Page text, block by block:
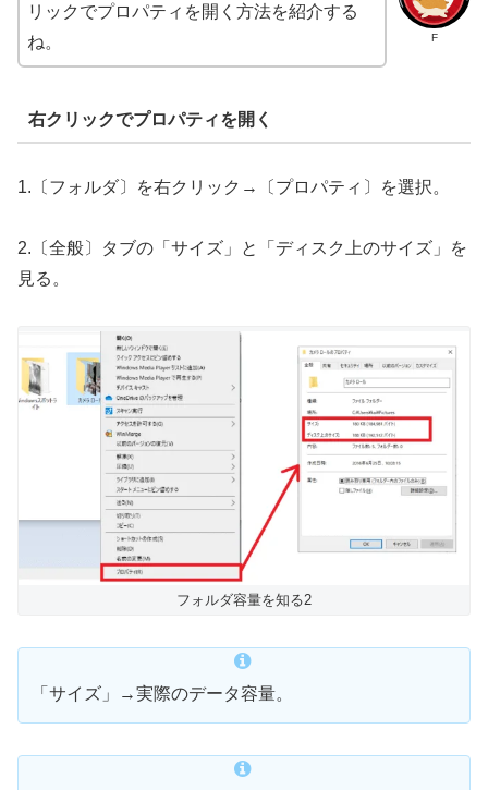
F
リックでプロパティを開く方法を紹介する
ね。
右クリックでプロパティを開く
1.〔フォルダ〕を右クリック→〔プロパティ〕を選択。
2.〔全般〕タブの「サイズ」と「ディスク上のサイズ」を
見る。
フォルダ容量を知る2
「サイズ」→実際のデータ容量。